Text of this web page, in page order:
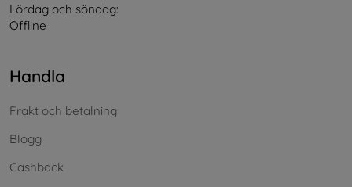
Lördag och söndag:
Offline
Handla
Frakt och betalning
Blogg
Cashback